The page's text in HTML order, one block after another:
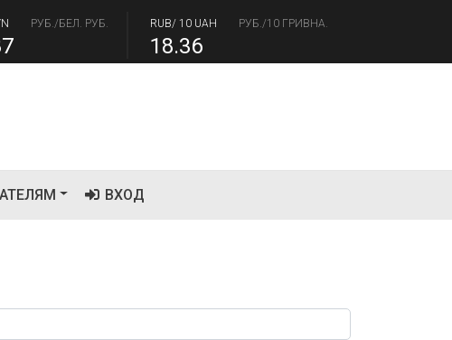
РУБ./БЕЛ. РУБ. RUB/ 10 UAH РУБ./10 ГРИВНА.
18.36
ВХОД